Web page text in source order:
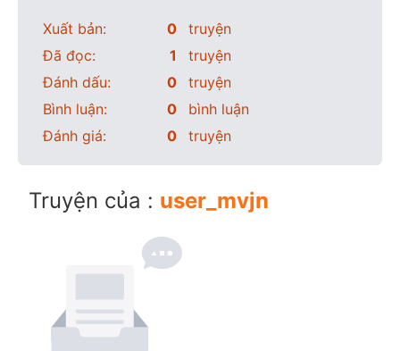
Xuất bản: 0
truyện
Đã đọc:
1
truyện
Đánh dấu:
0
truyện
Bình luận:
0
bình luận
Đánh giá:
0 truyện
Truyện của : user_mvjn